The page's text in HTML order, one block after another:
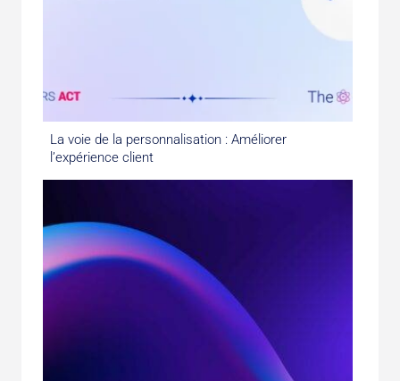
La voie de la personnalisation : Améliorer
l’expérience client